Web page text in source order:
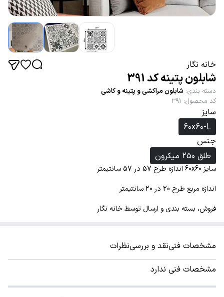
خانه نگار
شابلون پتینه کد 391
دسته بندی: شابلون مراکشی و پتینه و کاشی
کد محصول:
391
سایز
60x60-L
جنس
طلق 250 میکرون
سایز 60x60 اندازه طرح 57 در 57 سانتیمتر
اندازه مربع طرح 20 در 20 سانتیمتر
فروش، بسته بندی و ارسال توسط خانه نگار
مشخصات فنینقد و بررسینظرات
مشخصات فنی ندارد